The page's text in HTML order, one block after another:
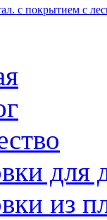
с покрытием с
для
из